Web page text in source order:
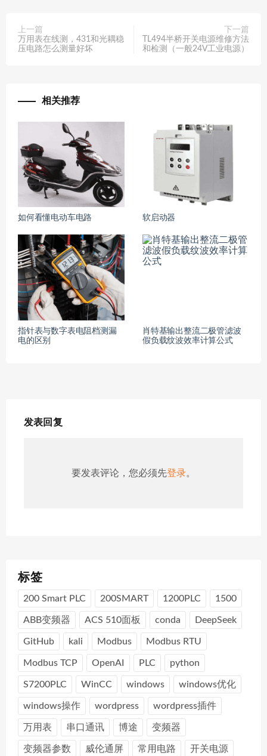
上一篇
万用表在线测，431和光耦稳
压电路怎么测量好坏
下一篇
TL494半桥开关电源维修方法
和检测（一般24V工业电源）
相关推荐
如何看懂电动车电路 软启动器
指针表与数字表电阻档测漏
电的区别
肖特基输出整流二极管滤波
假负载纹波效率计算公式
发表回复
要发表评论，您必须先登录。
标签
200 Smart PLC 200SMART 1200PLC 1500
ABB变频器 ACS 510面板 conda DeepSeek
GitHub kali Modbus Modbus RTU
Modbus TCP OpenAI PLC python
S7200PLC WinCC windows windows优化
windows操作 wordpress wordpress插件
万用表 串口通讯 博途 变频器
变频器参数 威伦通屏 常用电路 开关电源